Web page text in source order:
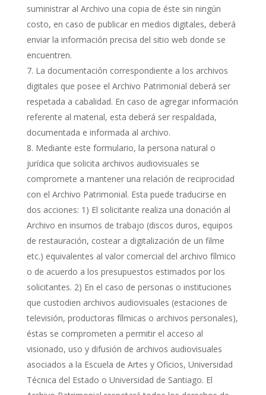
suministrar al Archivo una copia de éste sin ningún
costo, en caso de publicar en medios digitales, deberá
enviar la información precisa del sitio web donde se
encuentren.
La documentación correspondiente a los archivos
digitales que posee el Archivo Patrimonial deberá ser
respetada a cabalidad. En caso de agregar información
referente al material, esta deberá ser respaldada,
documentada e informada al archivo.
Mediante este formulario, la persona natural o
jurídica que solicita archivos audiovisuales se
compromete a mantener una relación de reciprocidad
con el Archivo Patrimonial. Esta puede traducirse en
dos acciones: 1) El solicitante realiza una donación al
Archivo en insumos de trabajo (discos duros, equipos
de restauración, costear a digitalización de un filme
etc.) equivalentes al valor comercial del archivo fílmico
o de acuerdo a los presupuestos estimados por los
solicitantes. 2) En el caso de personas o instituciones
que custodien archivos audiovisuales (estaciones de
televisión, productoras fílmicas o archivos personales),
éstas se comprometen a permitir el acceso al
visionado, uso y difusión de archivos audiovisuales
asociados a la Escuela de Artes y Oficios, Universidad
Técnica del Estado o Universidad de Santiago. El